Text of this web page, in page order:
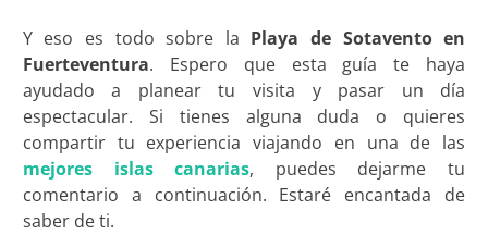
Y eso es todo sobre la Playa de Sotavento en
Fuerteventura. Espero que esta guía te haya
ayudado a planear tu visita y pasar un día
espectacular. Si tienes alguna duda o quieres
compartir tu experiencia viajando en una de las
mejores islas canarias, puedes dejarme tu
comentario a continuación. Estaré encantada de
saber de ti.